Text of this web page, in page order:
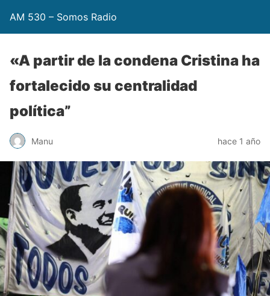
AM 530 – Somos Radio
«A partir de la condena Cristina ha
fortalecido su centralidad
política”
Manu hace 1 año